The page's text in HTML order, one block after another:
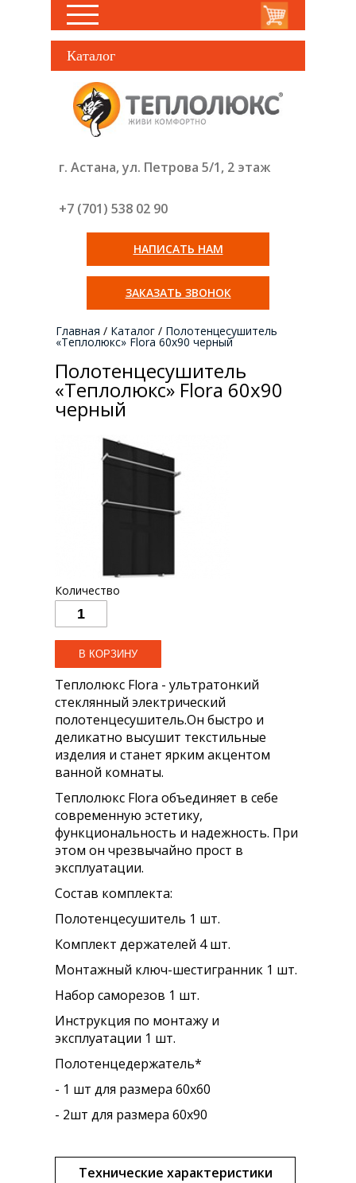
Каталог
г. Астана, ул. Петрова 5/1, 2 этаж
+7 (701) 538 02 90
НАПИСАТЬ НАМ
ЗАКАЗАТЬ ЗВОНОК
Главная / Каталог / Полотенцесушитель
«Теплолюкс» Flora 60х90 черный
Полотенцесушитель
«Теплолюкс» Flora 60х90
черный
Количество
Теплолюкс Flora - ультратонкий
стеклянный электрический
полотенцесушитель.Он быстро и
деликатно высушит текстильные
изделия и станет ярким акцентом
ванной комнаты.
Теплолюкс Flora объединяет в себе
современную эстетику,
функциональность и надежность. При
этом он чрезвычайно прост в
эксплуатации.
Состав комплекта:
Полотенцесушитель 1 шт.
Комплект держателей 4 шт.
Монтажный ключ-шестигранник 1 шт.
Набор саморезов 1 шт.
Инструкция по монтажу и
эксплуатации 1 шт.
Полотенцедержатель*
- 1 шт для размера 60х60
- 2шт для размера 60х90
Технические характеристики